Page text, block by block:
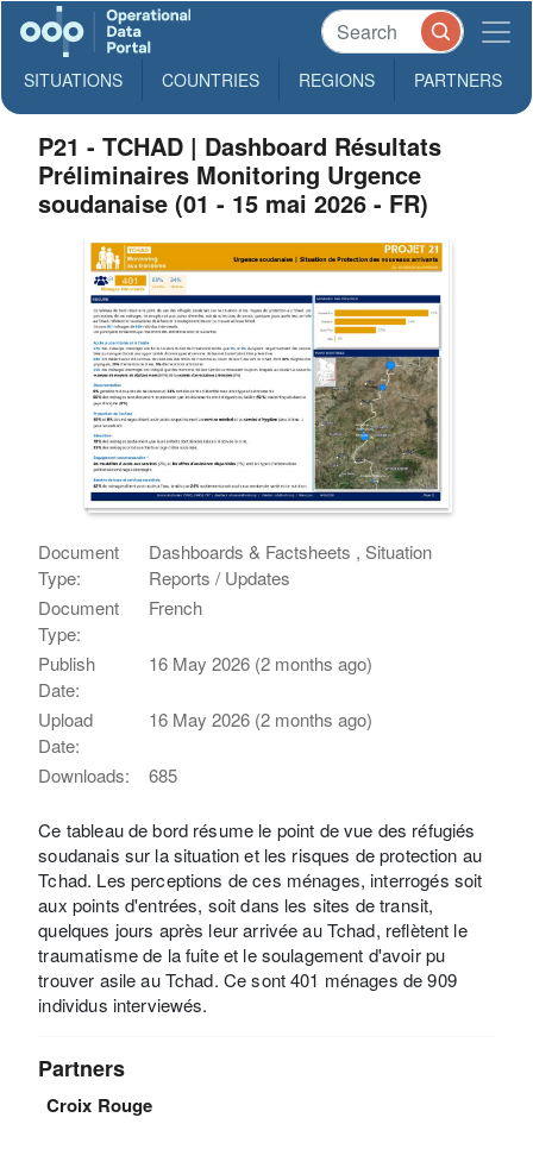
SITUATIONS COUNTRIES REGIONS PARTNERS
P21 - TCHAD | Dashboard Résultats
Préliminaires Monitoring Urgence
soudanaise (01 - 15 mai 2026 - FR)
Document
Type:
Dashboards & Factsheets , Situation
Reports / Updates
Document
Type:
French
Publish
Date:
16 May 2026 (2 months ago)
Upload
Date:
16 May 2026 (2 months ago)
Downloads: 685
Ce tableau de bord résume le point de vue des réfugiés
soudanais sur la situation et les risques de protection au
Tchad. Les perceptions de ces ménages, interrogés soit
aux points d'entrées, soit dans les sites de transit,
quelques jours après leur arrivée au Tchad, reflètent le
traumatisme de la fuite et le soulagement d'avoir pu
trouver asile au Tchad. Ce sont 401 ménages de 909
individus interviewés.
Partners
Croix Rouge